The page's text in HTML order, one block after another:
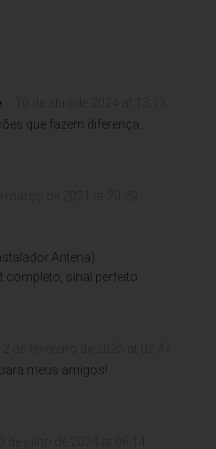
que fazem diferença.
Antena)
completo, sinal perfeito
meus amigos!